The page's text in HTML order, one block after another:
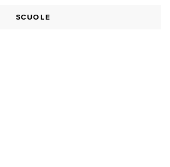
SCUOLE